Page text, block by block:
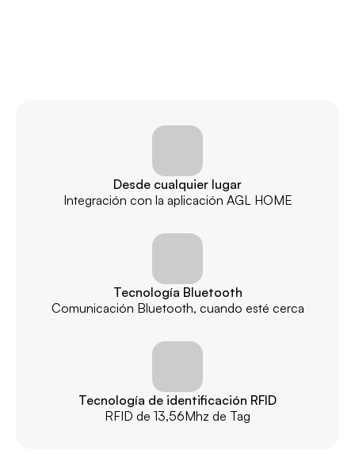
Desde cualquier lugar
Integración con la aplicación AGL HOME
Tecnología Bluetooth
Comunicación Bluetooth, cuando esté cerca
Tecnología de identificación RFID
RFID de 13,56Mhz de Tag